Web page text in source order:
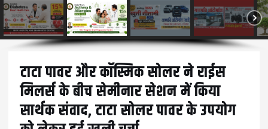
टाटा पावर और काॅस्मिक सोलर ने राईस
मिलर्स के बीच सेमीनार सेशन में किया
सार्थक संवाद, टाटा सोलर पावर के उपयोग